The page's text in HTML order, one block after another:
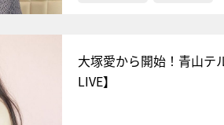
大塚愛から開始！青山テ
LIVE】